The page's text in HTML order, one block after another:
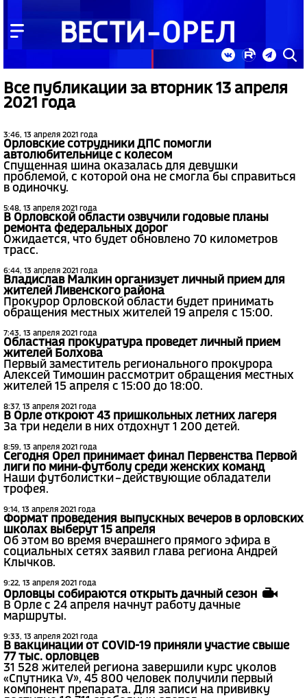
Все публикации за вторник 13 апреля
2021 года
3:46, 13 апреля 2021 года
Орловские сотрудники ДПС помогли
автолюбительнице с колесом
Спущенная шина оказалась для девушки
проблемой, с которой она не смогла бы справиться
в одиночку.
5:48, 13 апреля 2021 года
В Орловской области озвучили годовые планы
ремонта федеральных дорог
Ожидается, что будет обновлено 70 километров
трасс.
6:44, 13 апреля 2021 года
Владислав Малкин организует личный прием для
жителей Ливенского района
Прокурор Орловской области будет принимать
обращения местных жителей 19 апреля с 15:00.
7:43, 13 апреля 2021 года
Областная прокуратура проведет личный прием
жителей Болхова
Первый заместитель регионального прокурора
Алексей Тимошин рассмотрит обращения местных
жителей 15 апреля с 15:00 до 18:00.
8:37, 13 апреля 2021 года
В Орле откроют 43 пришкольных летних лагеря
За три недели в них отдохнут 1 200 детей.
8:59, 13 апреля 2021 года
Сегодня Орел принимает финал Первенства Первой
лиги по мини-футболу среди женских команд
Наши футболистки – действующие обладатели
трофея.
9:14, 13 апреля 2021 года
Формат проведения выпускных вечеров в орловских
школах выберут 15 апреля
Об этом во время вчерашнего прямого эфира в
социальных сетях заявил глава региона Андрей
Клычков.
9:22, 13 апреля 2021 года
Орловцы собираются открыть дачный сезон
В Орле с 24 апреля начнут работу дачные
маршруты.
9:33, 13 апреля 2021 года
В вакцинации от COVID-19 приняли участие свыше
77 тыс. орловцев
31 528 жителей региона завершили курс уколов
«Спутника V», 45 800 человек получили первый
компонент препарата. Для записи на прививку